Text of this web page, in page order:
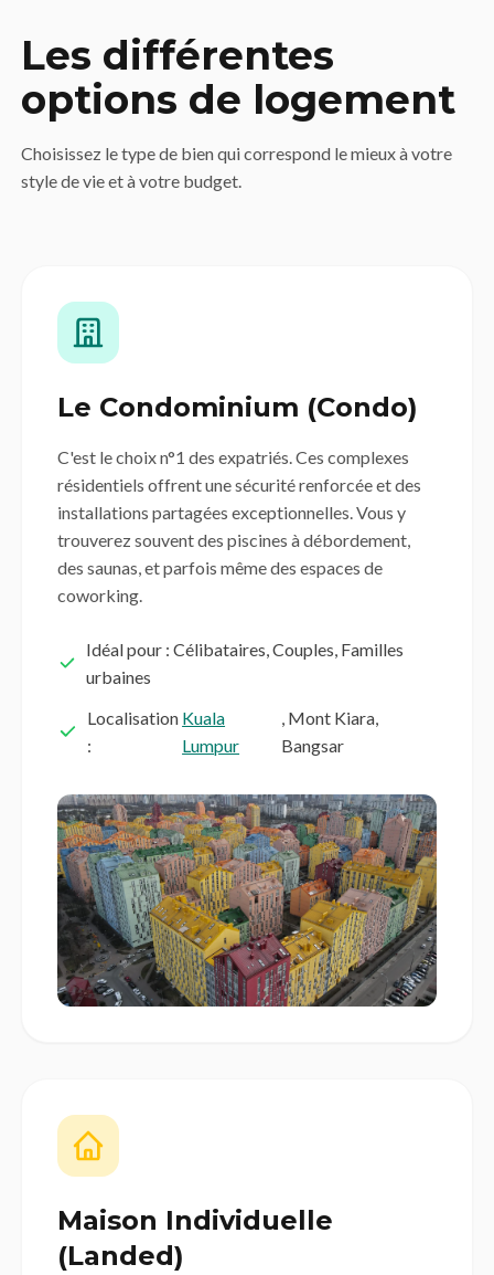
Les différentes
options de logement
Choisissez le type de bien qui correspond le mieux à votre
style de vie et à votre budget.
Le Condominium (Condo)
C'est le choix n°1 des expatriés. Ces complexes
résidentiels offrent une sécurité renforcée et des
installations partagées exceptionnelles. Vous y
trouverez souvent des piscines à débordement,
des saunas, et parfois même des espaces de
coworking.
Idéal pour : Célibataires, Couples, Familles
urbaines
Localisation
:
Kuala
Lumpur
, Mont Kiara,
Bangsar
Maison Individuelle
(Landed)